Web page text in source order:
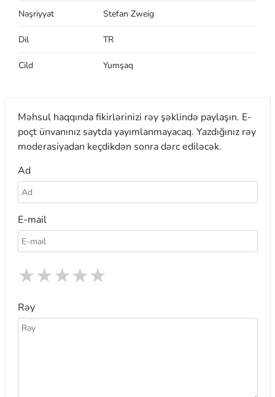
Nəşriyyat Stefan Zweig
Dil TR
Cild Yumşaq
Məhsul haqqında fikirlərinizi rəy şəklində paylaşın. E-
poçt ünvanınız saytda yayımlanmayacaq. Yazdığınız rəy
moderasiyadan keçdikdən sonra dərc ediləcək.
Ad
E-mail
★
★
★
★
★
Rəy